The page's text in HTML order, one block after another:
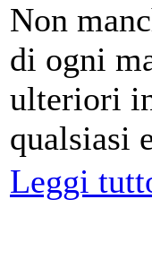
Non
di ogni
ulteriori
qualsiasi
Leggi